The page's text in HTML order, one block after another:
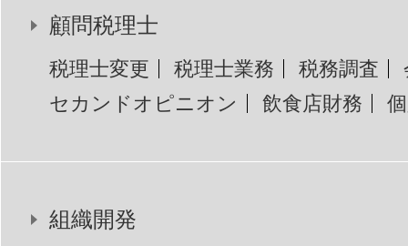
顧問税理士
税理士変更 税理士業務 税務調査
セカンドオピニオン
飲食店財務
組織開発